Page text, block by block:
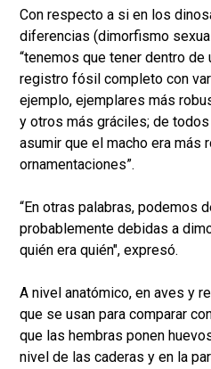
Con respecto a si en los
diferencias (dimorfismo
“tenemos que tener dentro
registro fósil completo con
ejemplo, ejemplares más
y otros más gráciles; de
asumir que el macho era más
ornamentaciones”.
“En otras palabras, podemos
probablemente debidas a
quién era quién", expresó.
A nivel anatómico, en aves y
que se usan para comparar
que las hembras ponen
nivel de las caderas y en la